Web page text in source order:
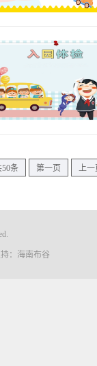
50条 第一页 上一
： 海南布谷